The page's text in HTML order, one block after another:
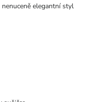
elegantní styl